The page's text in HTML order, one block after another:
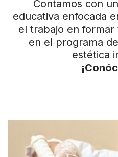
Contamos con
educativa enfocada
el trabajo en
en el programa
estética
¡